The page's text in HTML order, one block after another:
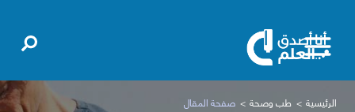
الرئيسية طب وصحة صفحة المقال